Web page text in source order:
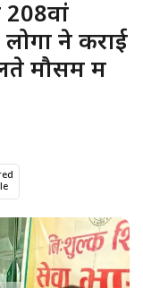
208वां
ने कराई
मौसम में